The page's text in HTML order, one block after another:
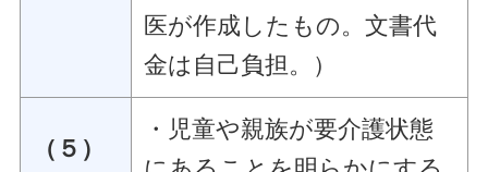
医が作成したもの。文書代
金は自己負担。）
（５）
・児童や親族が要介護状態